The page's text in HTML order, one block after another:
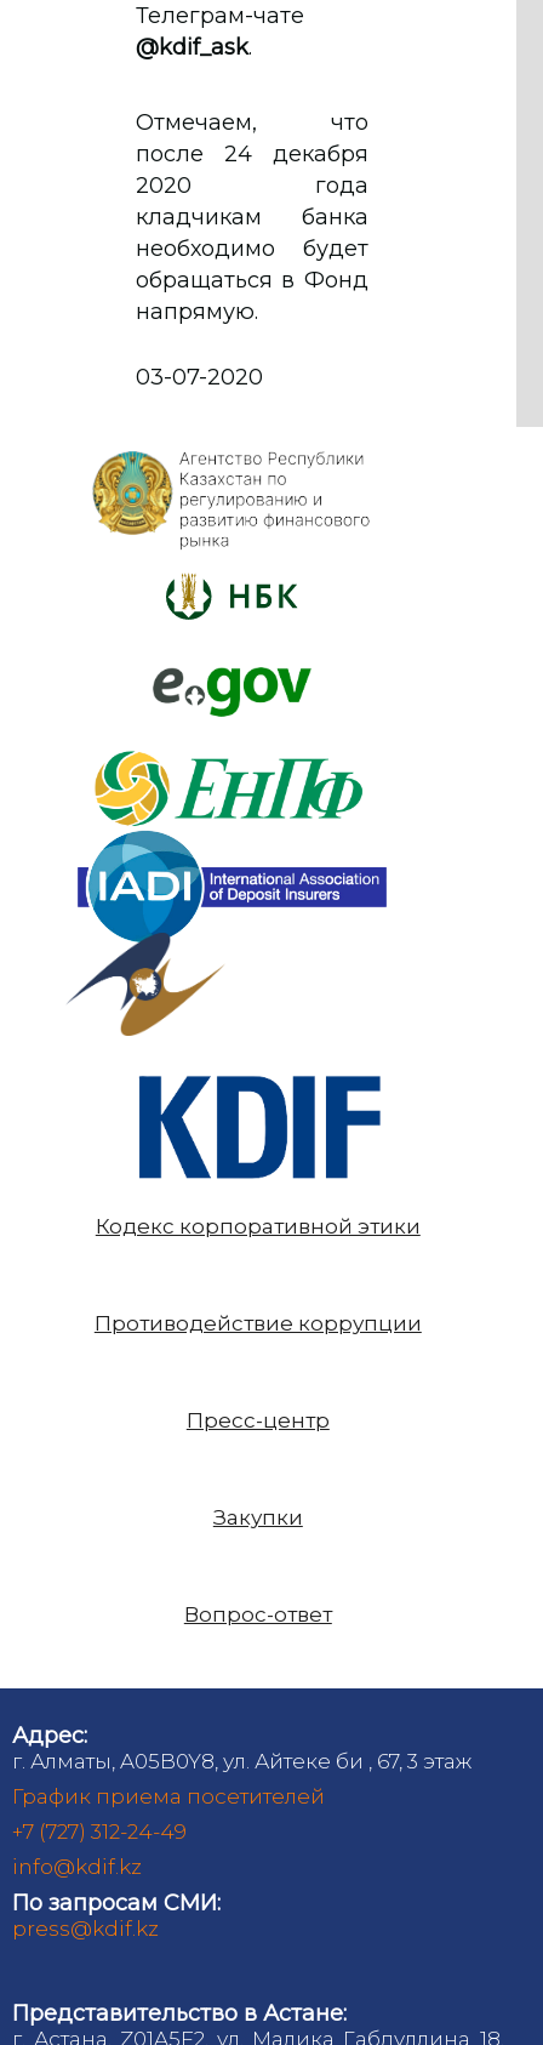
Телеграм-чате
@kdif_ask.
Отмечаем, что
после 24 декабря
2020 года
кладчикам банка
необходимо будет
обращаться в Фонд
напрямую.
03-07-2020
Кодекс корпоративной этики
Противодействие коррупции
Пресс-центр
Закупки
Вопрос-ответ
Адрес:
г. Алматы, A05B0Y8, ул. Айтеке би , 67, 3 этаж
График приема посетителей
+7 (727) 312-24-49
info@kdif.kz
По запросам СМИ:
press@kdif.kz
Представительство в Астане:
г. Астана, Z01A5F2, ул. Малика Габдуллина 18,